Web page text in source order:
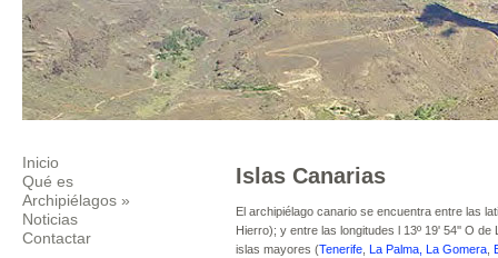
Inicio
Qué es
Archipiélagos »
Noticias
Contactar
Islas Canarias
El archipiélago canario se encuentra entre las
Hierro); y entre las longitudes l 13º 19' 54'' O
islas mayores (Tenerife La Palma, La Gomera